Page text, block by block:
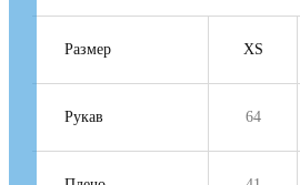
Размер XS
Рукав 64